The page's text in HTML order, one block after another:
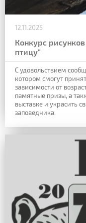
12.11.2025
Конкурс
птицу"
С удовольствием
котором смогут
зависимости от
памятные призы, а
выставке и украсить
заповедника.